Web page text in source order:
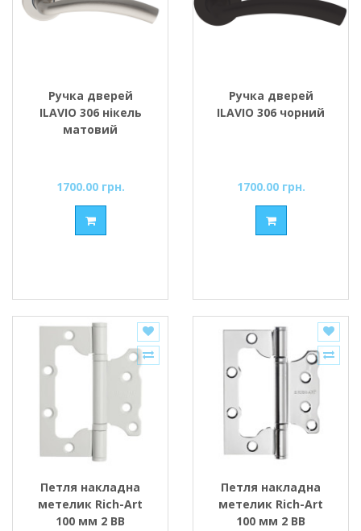
Ручка дверей
ILAVIO 306 нікель
матовий
1700.00 грн.
Ручка дверей
ILAVIO 306 чорний
1700.00 грн.
Петля накладна
метелик Rich-Art
100 мм 2 ВВ
Петля накладна
метелик Rich-Art
100 мм 2 ВВ